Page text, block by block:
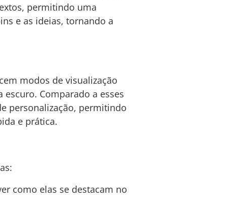
permitindo uma
e as ideias, tornando a
modos de visualização
Comparado a esses
personalização, permitindo
e prática.
como elas se destacam no